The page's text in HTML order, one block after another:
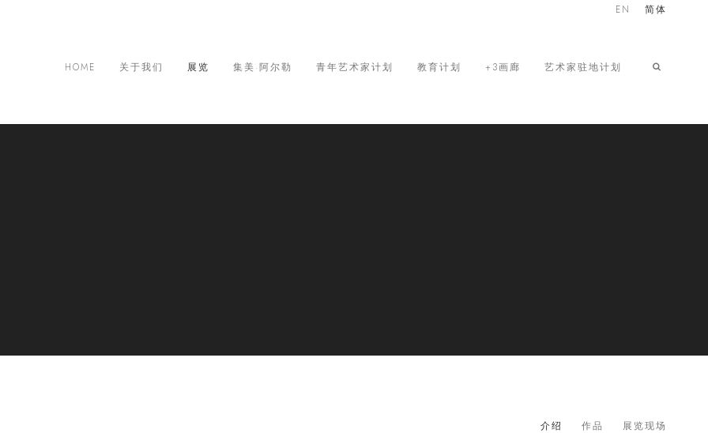
HOME 关于我们 展览 集美·阿尔勒 青年艺术家计划 教育计划 +3画廊 艺术家驻地计划
EN 简体
介绍 作品 展览现场